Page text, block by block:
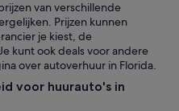
van verschillende
Prijzen kunnen
je kiest, de
kunt ook deals voor andere
over autoverhuur in Florida.
voor huurauto's in